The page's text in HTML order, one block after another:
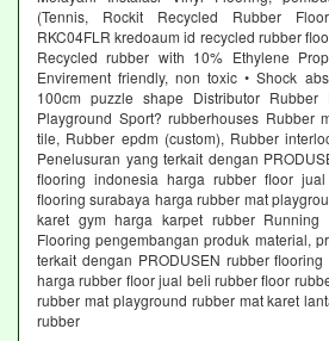
(Tennis, Rockit Recycled Rubber
RKC04FLR kredoaum id recycled rubber
Recycled rubber with 10% Ethylene
Envirement friendly, non toxic • Shock
100cm puzzle shape Distributor Rubber
Playground Sport? rubberhouses Rubber
tile, Rubber epdm (custom), Rubber
Penelusuran yang terkait dengan
flooring indonesia harga rubber floor
flooring surabaya harga rubber mat
karet gym harga karpet rubber Running
Flooring pengembangan produk material,
terkait dengan PRODUSEN rubber
harga rubber floor jual beli rubber floor
rubber mat playground rubber mat karet
rubber